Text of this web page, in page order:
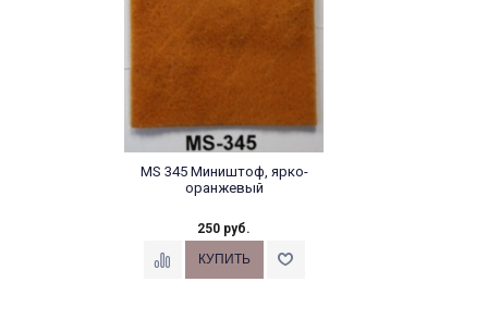
MS 345 Миништоф, ярко-
оранжевый
250 руб.